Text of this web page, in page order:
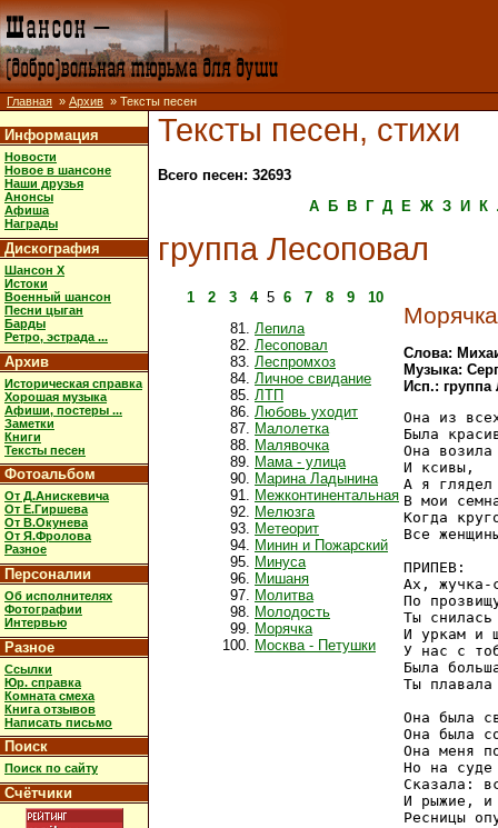
Главная » Архив » Тексты песен
Информация
Новости
Новое в шансоне
Наши друзья
Анонсы
Афиша
Награды
Дискография
Шансон X
Истоки
Военный шансон
Песни цыган
Барды
Ретро, эстрада ...
Архив
Историческая справка
Хорошая музыка
Афиши, постеры ...
Заметки
Книги
Тексты песен
Фотоальбом
От Д.Анискевича
От Е.Гиршева
От В.Окунева
От Я.Фролова
Разное
Персоналии
Об исполнителях
Фотографии
Интервью
Разное
Ссылки
Юр. справка
Комната смеха
Книга отзывов
Написать письмо
Поиск
Поиск по сайту
Счётчики
Тексты песен, стихи
Всего песен: 32693
А
Б В Г Д Е Ж З И К
группа Лесоповал
1 2 3 45 6 7 8 9
10
Лепила
Лесоповал
Леспромхоз
Личное свидание
ЛТП
Любовь уходит
Малолетка
Малявочка
Мама - улица
Марина Ладынина
Межконтинентальная
Мелюзга
Метеорит
Минин и Пожарский
Минуса
Мишаня
Молитва
Молодость
Морячка
Москва - Петушки
Морячка
Слова:
Музыка:
Исп.:
Она из
Была
Она
И ксивы,
А я
В мои
Когда
Все
ПРИПЕВ:
Ах, жучка-
По
Ты
И уркам и
У нас с
Была
Ты
Она была
Она была
Она меня
Но на суде
Сказала:
И рыжие, и
Ресницы